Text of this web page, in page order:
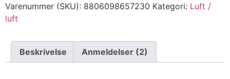
luftrenser
2.5
KW
antal
Varenummer (SKU): 8806098657230 Kategori: Luft /
luft
Beskrivelse Anmeldelser (2)